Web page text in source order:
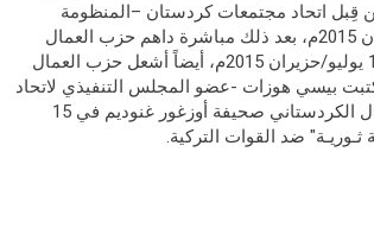
قِبل اتحاد مجتمعات كردستان –المنظومة
الرئيسية لحزب العمال الكردستاني- في 11 يوليو/حزيران 2015م، بعد ذلك مباشرة داهم حزب العمال
الكردستاني حافلة مدنية وقتل شخص وجرح أربعة في 12 يوليو/حزيران 2015م، أيضاً أشعل حزب العمال
بيسي هوزات -عضو المجلس التنفيذي لاتحاد
مجتمعات كردستان- على الوسيلة الإعلامية لحزب العمال الكردستاني صحيفة أوزغور غنوديم في 15